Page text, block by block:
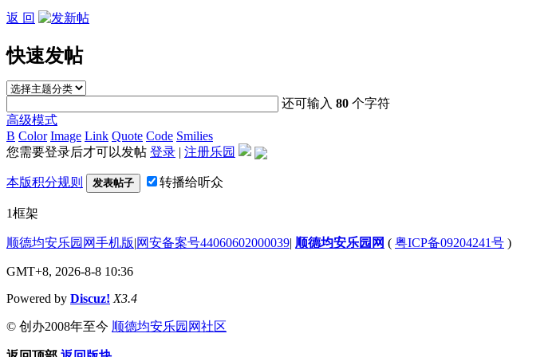
返 回
快速发帖
还可输入80 个字符
高级模式
B Color Image Link Quote Code Smilies
您需要登录后才可以发帖 登录 | 注册乐园
本版积分规则 发表帖子 转播给听众
1框架
顺德均安乐园网手机版|网安备案号44060602000039| 顺德均安乐园网 ( 粤ICP备09204241号 )
GMT+8, 2026-8-8 10:36
Powered by Discuz! X3.4
© 创办2008年至今 顺德均安乐园网社区